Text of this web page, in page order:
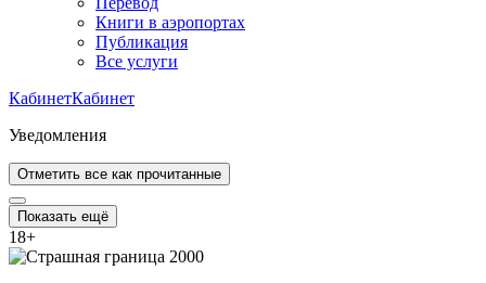
Книги в аэропортах
Публикация
Все услуги
КабинетКабинет
Уведомления
Отметить все как прочитанные
Показать ещё
18+